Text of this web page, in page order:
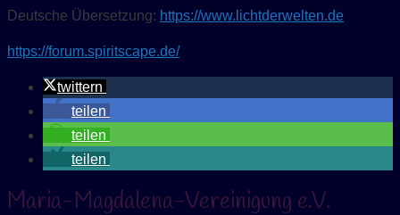
Deutsche Übersetzung: https://www.lichtderwelten.de
https://forum.spiritscape.de/
twittern
teilen
teilen
teilen
Maria-Magdalena-Vereinigung e.V.